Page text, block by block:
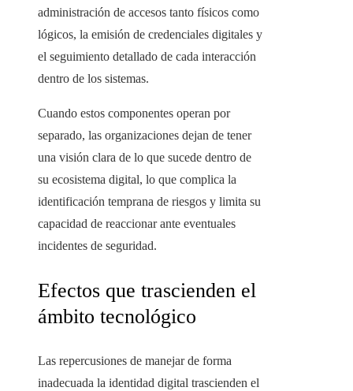
administración de accesos tanto físicos como
lógicos, la emisión de credenciales digitales y
el seguimiento detallado de cada interacción
dentro de los sistemas.
Cuando estos componentes operan por
separado, las organizaciones dejan de tener
una visión clara de lo que sucede dentro de
su ecosistema digital, lo que complica la
identificación temprana de riesgos y limita su
capacidad de reaccionar ante eventuales
incidentes de seguridad.
Efectos que trascienden el
ámbito tecnológico
Las repercusiones de manejar de forma
inadecuada la identidad digital trascienden el